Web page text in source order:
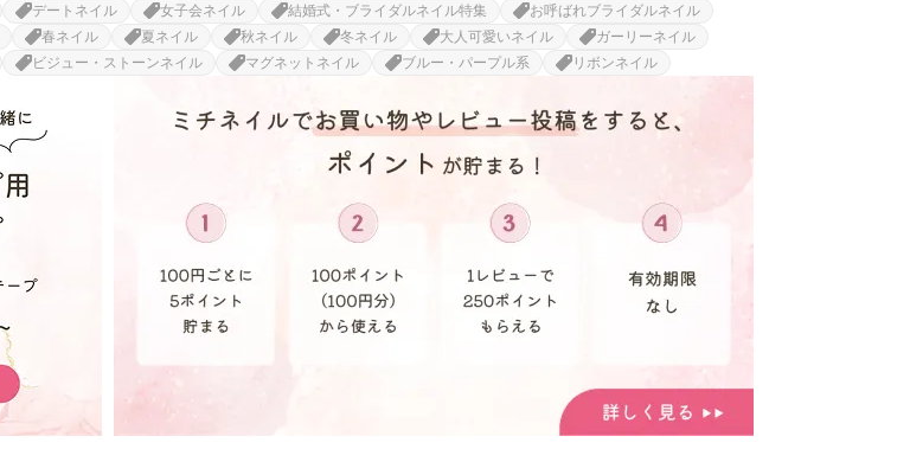
デートネイル 女子会ネイル 結婚式・ブライダルネイル特集
お呼ばれブライダルネイル
春ネイル 夏ネイル 秋ネイル 冬ネイル 大人可愛いネイル
ガーリーネイル
ビジュー・ストーンネイル マグネットネイル ブルー・パープル系 リボンネイル